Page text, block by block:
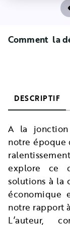
Comment la
DESCRIPTIF
A la jonction
notre époque
explore ce
solutions à la
économique
notre rapport
L’auteur,